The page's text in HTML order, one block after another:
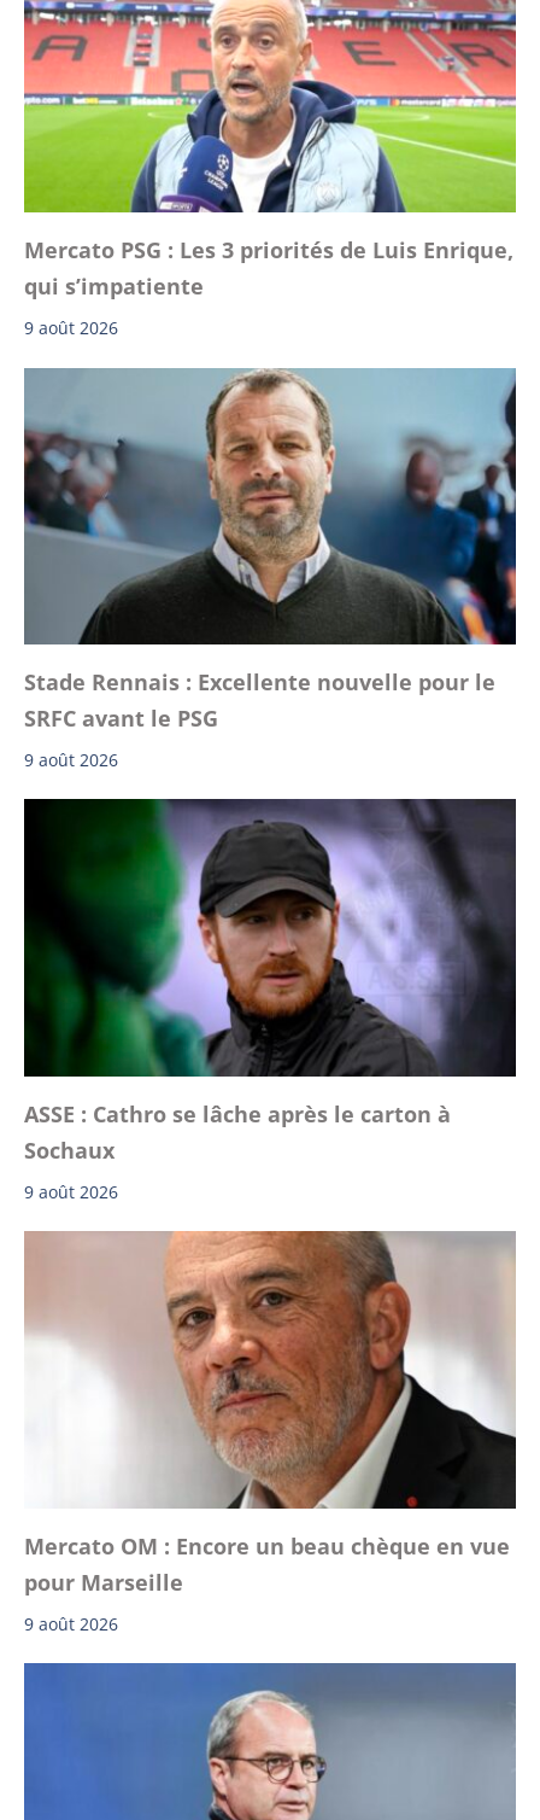
Mercato PSG : Les 3 priorités de Luis Enrique,
qui s’impatiente
9 août 2026
Stade Rennais : Excellente nouvelle pour le
SRFC avant le PSG
9 août 2026
ASSE : Cathro se lâche après le carton à
Sochaux
9 août 2026
Mercato OM : Encore un beau chèque en vue
pour Marseille
9 août 2026